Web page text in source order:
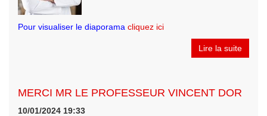
Pour visualiser le diaporama cliquez ici
Lire la suite
MERCI MR LE PROFESSEUR VINCENT DOR
10/01/2024 19:33